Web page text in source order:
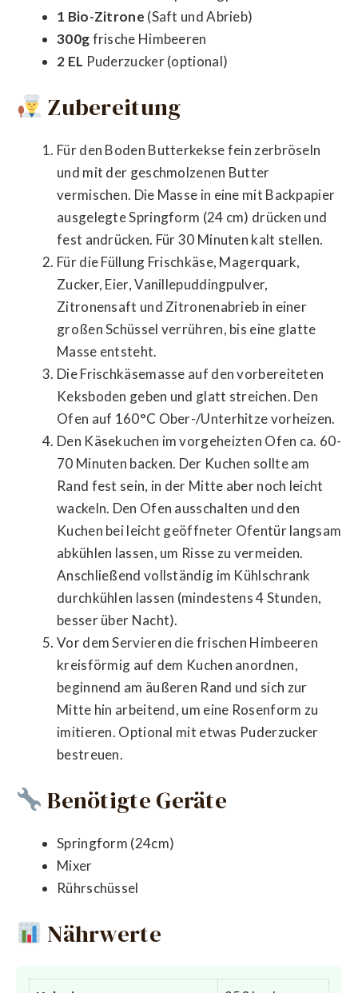
1 Bio-Zitrone (Saft und Abrieb)
300gfrische Himbeeren
2 EL Puderzucker (optional)
Zubereitung
Für den Boden Butterkekse fein zerbröseln
und mit der geschmolzenen Butter
vermischen. Die Masse in eine mit Backpapier
ausgelegte Springform (24 cm) drücken und
fest andrücken. Für 30 Minuten kalt stellen.
Für die Füllung Frischkäse, Magerquark,
Zucker, Eier, Vanillepuddingpulver,
Zitronensaft und Zitronenabrieb in einer
großen Schüssel verrühren, bis eine glatte
Masse entsteht.
Die Frischkäsemasse auf den vorbereiteten
Keksboden geben und glatt streichen. Den
Ofen auf 160°C Ober-/Unterhitze vorheizen.
Den Käsekuchen im vorgeheizten Ofen ca. 60-
70 Minuten backen. Der Kuchen sollte am
Rand fest sein, in der Mitte aber noch leicht
wackeln. Den Ofen ausschalten und den
Kuchen bei leicht geöffneter Ofentür langsam
abkühlen lassen, um Risse zu vermeiden.
Anschließend vollständig im Kühlschrank
durchkühlen lassen (mindestens 4 Stunden,
besser über Nacht).
Vor dem Servieren die frischen Himbeeren
kreisförmig auf dem Kuchen anordnen,
beginnend am äußeren Rand und sich zur
Mitte hin arbeitend, um eine Rosenform zu
imitieren. Optional mit etwas Puderzucker
bestreuen.
Benötigte Geräte
Springform (24cm)
Mixer
Rührschüssel
Nährwerte